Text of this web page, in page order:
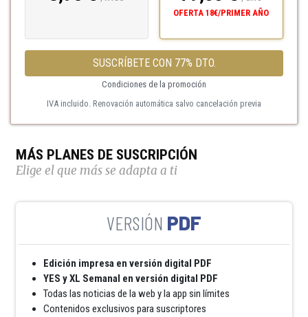
OFERTA 18€/PRIMER AÑO
SUSCRÍBETE CON 77% DTO.
Condiciones de la promoción
IVA incluido. Renovación automática salvo cancelación previa
MÁS PLANES DE SUSCRIPCIÓN
Elige el que más se adapta a ti
PDF
Edición impresa en versión digital PDF
YES y XL Semanal en versión digital PDF
Todas las noticias de la web y la app sin límites
Contenidos exclusivos para suscriptores